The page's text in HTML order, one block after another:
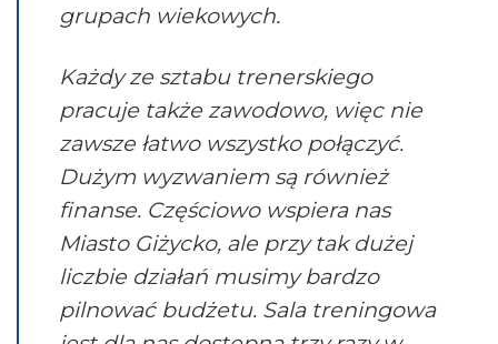
grupach wiekowych.
Każdy ze sztabu trenerskiego
pracuje także zawodowo, więc nie
zawsze łatwo wszystko połączyć.
Dużym wyzwaniem są również
finanse. Częściowo wspiera nas
Miasto Giżycko, ale przy tak dużej
liczbie działań musimy bardzo
pilnować budżetu. Sala treningowa